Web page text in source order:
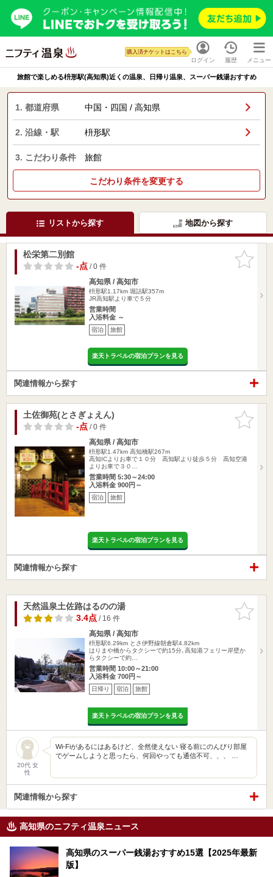
ログイン
購入済チケットはこちら
履歴 メニュー
旅館で楽しめる枡形駅(高知県)近くの温泉、日帰り温泉、スーパー銭湯おすすめ
1. 都道府県 中国・四国 / 高知県
2. 沿線・駅 枡形駅
3. こだわり条件 旅館
こだわり条件を変更する
リストから探す 地図から探す
お気に入
りに追加
松栄第二別館
-点/ 0 件
高知県 / 高知市
枡形駅1.17km 堀詰駅357m
JR高知駅より車で５分
営業時間
入浴料金 ～
宿泊 旅館
楽天トラベルの宿泊プランを見る
関連情報から探す
お気に入
りに追加
土佐御苑(とさぎょえん)
-点/ 0 件
高知県 / 高知市
枡形駅1.47km 高知橋駅267m
高知ICよりお車で１０分 高知駅より徒歩５分 高知空港
よりお車で３０…
営業時間 5:30～24:00
入浴料金 900円～
宿泊 旅館
楽天トラベルの宿泊プランを見る
関連情報から探す
お気に入
りに追加
天然温泉土佐路はるのの湯
3.4点/ 16 件
高知県 / 高知市
枡形駅6.29km とさ伊野線朝倉駅4.82km
はりまや橋からタクシーで約15分､高知港フェリー岸壁か
らタクシーで約…
営業時間 10:00～21:00
入浴料金 700円～
日帰り 宿泊 旅館
楽天トラベルの宿泊プランを見る
20代 女
性
Wi-Fiがあるにはあるけど、全然使えない 寝る前にのんびり部屋
でゲームしようと思ったら、何回やっても通信不可、、、 …
関連情報から探す
高知県のニフティ温泉ニュース
高知県のスーパー銭湯おすすめ15選【2025年最新
版】